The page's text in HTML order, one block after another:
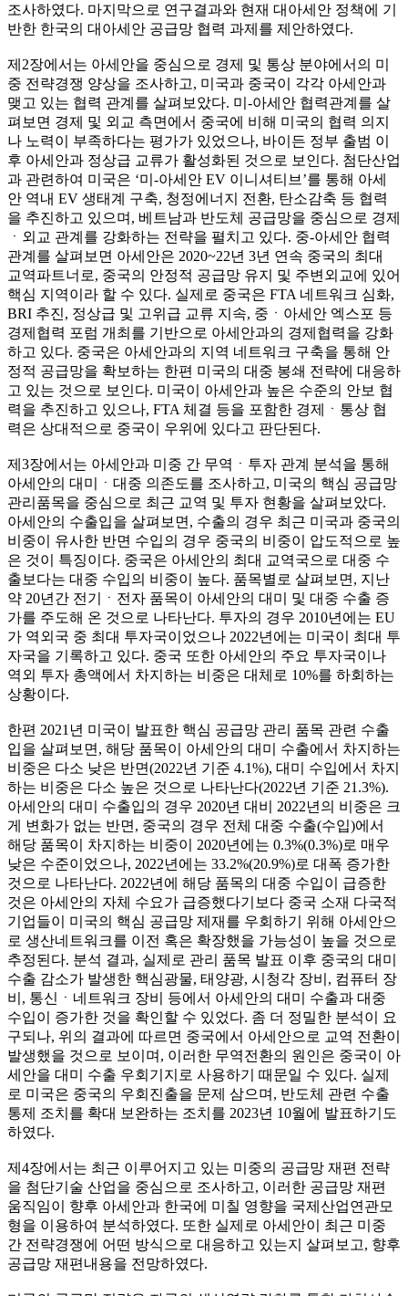
조사하였다. 마지막으로 연구결과와 현재 대아세안 정책에 기
반한 한국의 대아세안 공급망 협력 과제를 제안하였다.
제2장에서는 아세안을 중심으로 경제 및 통상 분야에서의 미
중 전략경쟁 양상을 조사하고, 미국과 중국이 각각 아세안과
맺고 있는 협력 관계를 살펴보았다. 미-아세안 협력관계를 살
펴보면 경제 및 외교 측면에서 중국에 비해 미국의 협력 의지
나 노력이 부족하다는 평가가 있었으나, 바이든 정부 출범 이
후 아세안과 정상급 교류가 활성화된 것으로 보인다. 첨단산업
과 관련하여 미국은 ‘미-아세안 EV 이니셔티브’를 통해 아세
안 역내 EV 생태계 구축, 청정에너지 전환, 탄소감축 등 협력
을 추진하고 있으며, 베트남과 반도체 공급망을 중심으로 경제
ㆍ외교 관계를 강화하는 전략을 펼치고 있다. 중-아세안 협력
관계를 살펴보면 아세안은 2020~22년 3년 연속 중국의 최대
교역파트너로, 중국의 안정적 공급망 유지 및 주변외교에 있어
핵심 지역이라 할 수 있다. 실제로 중국은 FTA 네트워크 심화,
BRI 추진, 정상급 및 고위급 교류 지속, 중ㆍ아세안 엑스포 등
경제협력 포럼 개최를 기반으로 아세안과의 경제협력을 강화
하고 있다. 중국은 아세안과의 지역 네트워크 구축을 통해 안
정적 공급망을 확보하는 한편 미국의 대중 봉쇄 전략에 대응하
고 있는 것으로 보인다. 미국이 아세안과 높은 수준의 안보 협
력을 추진하고 있으나, FTA 체결 등을 포함한 경제ㆍ통상 협
력은 상대적으로 중국이 우위에 있다고 판단된다.
제3장에서는 아세안과 미중 간 무역ㆍ투자 관계 분석을 통해
아세안의 대미ㆍ대중 의존도를 조사하고, 미국의 핵심 공급망
관리품목을 중심으로 최근 교역 및 투자 현황을 살펴보았다.
아세안의 수출입을 살펴보면, 수출의 경우 최근 미국과 중국의
비중이 유사한 반면 수입의 경우 중국의 비중이 압도적으로 높
은 것이 특징이다. 중국은 아세안의 최대 교역국으로 대중 수
출보다는 대중 수입의 비중이 높다. 품목별로 살펴보면, 지난
약 20년간 전기ㆍ전자 품목이 아세안의 대미 및 대중 수출 증
가를 주도해 온 것으로 나타난다. 투자의 경우 2010년에는 EU
가 역외국 중 최대 투자국이었으나 2022년에는 미국이 최대 투
자국을 기록하고 있다. 중국 또한 아세안의 주요 투자국이나
역외 투자 총액에서 차지하는 비중은 대체로 10%를 하회하는
상황이다.
한편 2021년 미국이 발표한 핵심 공급망 관리 품목 관련 수출
입을 살펴보면, 해당 품목이 아세안의 대미 수출에서 차지하는
비중은 다소 낮은 반면(2022년 기준 4.1%), 대미 수입에서 차지
하는 비중은 다소 높은 것으로 나타난다(2022년 기준 21.3%).
아세안의 대미 수출입의 경우 2020년 대비 2022년의 비중은 크
게 변화가 없는 반면, 중국의 경우 전체 대중 수출(수입)에서
해당 품목이 차지하는 비중이 2020년에는 0.3%(0.3%)로 매우
낮은 수준이었으나, 2022년에는 33.2%(20.9%)로 대폭 증가한
것으로 나타난다. 2022년에 해당 품목의 대중 수입이 급증한
것은 아세안의 자체 수요가 급증했다기보다 중국 소재 다국적
기업들이 미국의 핵심 공급망 제재를 우회하기 위해 아세안으
로 생산네트워크를 이전 혹은 확장했을 가능성이 높을 것으로
추정된다. 분석 결과, 실제로 관리 품목 발표 이후 중국의 대미
수출 감소가 발생한 핵심광물, 태양광, 시청각 장비, 컴퓨터 장
비, 통신ㆍ네트워크 장비 등에서 아세안의 대미 수출과 대중
수입이 증가한 것을 확인할 수 있었다. 좀 더 정밀한 분석이 요
구되나, 위의 결과에 따르면 중국에서 아세안으로 교역 전환이
발생했을 것으로 보이며, 이러한 무역전환의 원인은 중국이 아
세안을 대미 수출 우회기지로 사용하기 때문일 수 있다. 실제
로 미국은 중국의 우회진출을 문제 삼으며, 반도체 관련 수출
통제 조치를 확대 보완하는 조치를 2023년 10월에 발표하기도
하였다.
제4장에서는 최근 이루어지고 있는 미중의 공급망 재편 전략
을 첨단기술 산업을 중심으로 조사하고, 이러한 공급망 재편
움직임이 향후 아세안과 한국에 미칠 영향을 국제산업연관모
형을 이용하여 분석하였다. 또한 실제로 아세안이 최근 미중
간 전략경쟁에 어떤 방식으로 대응하고 있는지 살펴보고, 향후
공급망 재편내용을 전망하였다.